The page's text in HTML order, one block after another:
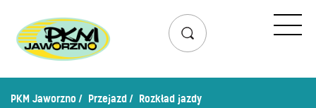
Przejazd
Lista przystanków
PKM Jaworzno Przejazd Rozkład jazdy